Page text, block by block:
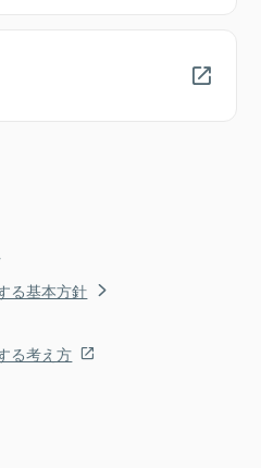
る基本方針
る考え方